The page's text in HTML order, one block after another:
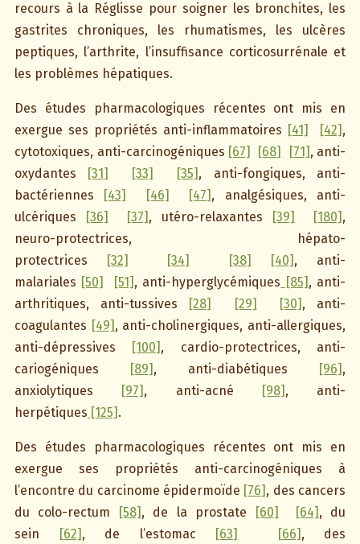
recours à la Réglisse pour soigner les bronchites, les
gastrites chroniques, les rhumatismes, les ulcères
peptiques, l’arthrite, l’insuffisance corticosurrénale et
les problèmes hépatiques.
Des études pharmacologiques récentes ont mis en
exergue ses propriétés anti-inflammatoires [41] [42] ,
cytotoxiques, anti-carcinogéniques [67] [68] [71] , anti-
oxydantes
[31] [33] [35] , anti-fongiques, anti-
bactériennes
[43] [46] [47] , analgésiques, anti-
ulcériques
[36] [37] , utéro-relaxantes [39] [180] ,
neuro-protectrices, hépato-
protectrices
[32] [34] [38] [40] , anti-
malariales [50] [51] , anti-hyperglycémiques [85] , anti-
arthritiques, anti-tussives
[28] [29] [30] , anti-
coagulantes [49] , anti-cholinergiques, anti-allergiques,
anti-dépressives
[100] , cardio-protectrices, anti-
cariogéniques
[89] , anti-diabétiques [96] ,
anxiolytiques
[97] , anti-acné [98] , anti-
herpétiques [125] .
Des études pharmacologiques récentes ont mis en
exergue ses propriétés anti-carcinogéniques à
l’encontre du carcinome épidermoïde [76] , des cancers
du colo-rectum
[58] , de la prostate [60] [64] , du
sein
[62] , de l’estomac [63] [66] , des